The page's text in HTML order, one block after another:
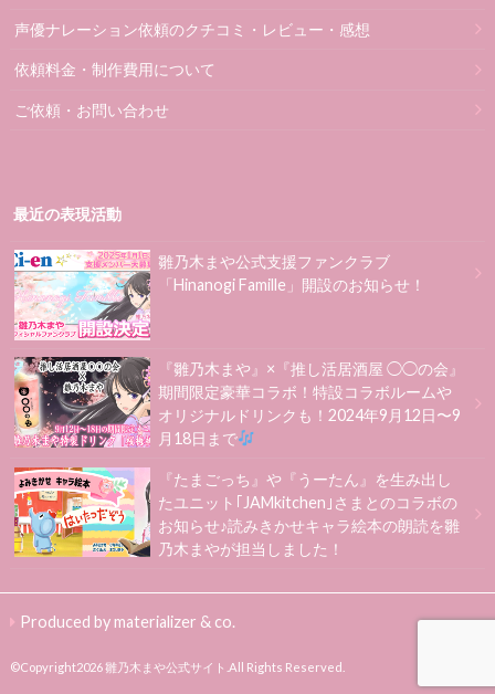
声優ナレーション依頼のクチコミ・レビュー・感想
依頼料金・制作費用について
ご依頼・お問い合わせ
最近の表現活動
雛乃木まや公式支援ファンクラブ
「Hinanogi Famille」開設のお知らせ！
『雛乃木まや』×『推し活居酒屋 ◯◯の会』
期間限定豪華コラボ！特設コラボルームや
オリジナルドリンクも！2024年9月12日〜9
月18日まで
『たまごっち』や『うーたん』を生み出し
たユニット｢JAMkitchen｣さまとのコラボの
お知らせ♪読みきかせキャラ絵本の朗読を雛
乃木まやが担当しました！
Produced by materializer & co.
©Copyright2026雛乃木まや公式サイト .All Rights Reserved.